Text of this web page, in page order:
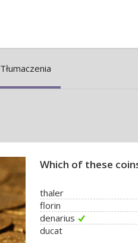
Tłumaczenia
Which of these
thaler
florin
denarius
ducat